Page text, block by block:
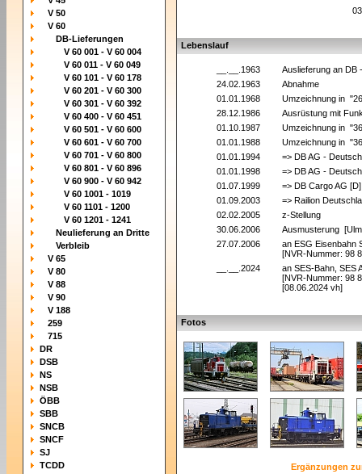
V 50
V 60
DB-Lieferungen
V 60 001 - V 60 004
V 60 011 - V 60 049
V 60 101 - V 60 178
V 60 201 - V 60 300
V 60 301 - V 60 392
V 60 400 - V 60 451
V 60 501 - V 60 600
V 60 601 - V 60 700
V 60 701 - V 60 800
V 60 801 - V 60 896
V 60 900 - V 60 942
V 60 1001 - 1019
V 60 1101 - 1200
V 60 1201 - 1241
Neulieferung an Dritte
Verbleib
V 65
V 80
V 88
V 90
V 188
259
715
DR
DSB
NS
NSB
ÖBB
SBB
SNCB
SNCF
SJ
TCDD
Lebenslauf
__.__.1963
Auslieferung an
24.02.1963
Abnahme
01.01.1968
Umzeichnung in
28.12.1986
Ausrüstung mit
01.10.1987
Umzeichnung in
01.01.1988
Umzeichnung in
01.01.1994
=> DB AG -
01.01.1998
=> DB AG -
01.07.1999
=> DB Cargo AG
01.09.2003
=> Railion
02.02.2005
z-Stellung
30.06.2006
Ausmusterung
27.07.2006
an ESG Eisenbahn
[NVR-Nummer: 98
__.__.2024
an SES-Bahn, SES
[NVR-Nummer: 98
[08.06.2024 vh]
Fotos
Ergänzungen